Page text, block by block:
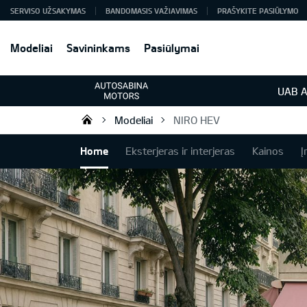
Modeliai Savininkams Pasiūlymai
SERVISO UŽSAKYMAS BANDOMASIS VAŽIAVIMAS PRAŠYKITE PASIŪLYMO
UAB
KIA automobiliai | KIA modeliai |
Modeliai NIRO HEV
Home Eksterjeras ir interjeras Kainos
NIRO HEV